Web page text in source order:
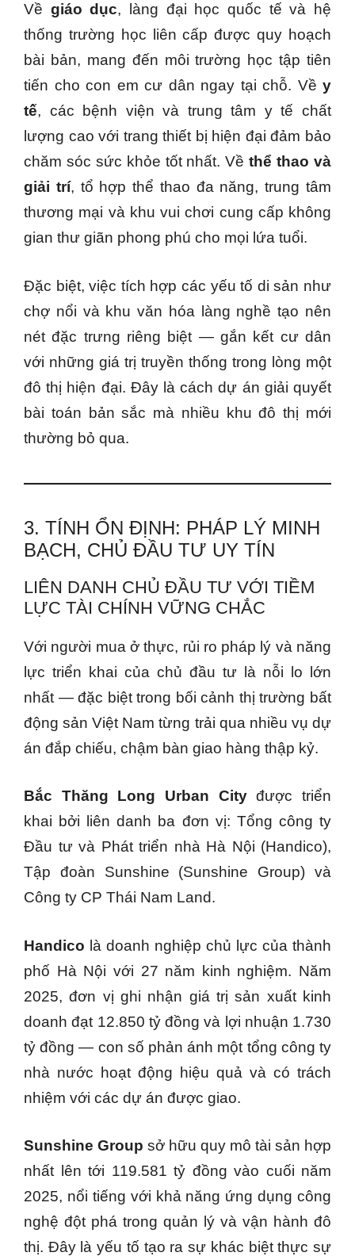
Về giáo dục, làng đại học quốc tế và hệ
thống trường học liên cấp được quy hoạch
bài bản, mang đến môi trường học tập tiên
tiến cho con em cư dân ngay tại chỗ. Về y
tế, các bệnh viện và trung tâm y tế chất
lượng cao với trang thiết bị hiện đại đảm bảo
chăm sóc sức khỏe tốt nhất. Vềthể thao và
giải trí, tổ hợp thể thao đa năng, trung tâm
thương mại và khu vui chơi cung cấp không
gian thư giãn phong phú cho mọi lứa tuổi.
Đặc biệt, việc tích hợp các yếu tố di sản như
chợ nổi và khu văn hóa làng nghề tạo nên
nét đặc trưng riêng biệt — gắn kết cư dân
với những giá trị truyền thống trong lòng một
đô thị hiện đại. Đây là cách dự án giải quyết
bài toán bản sắc mà nhiều khu đô thị mới
thường bỏ qua.
3. TÍNH ỔN ĐỊNH: PHÁP LÝ MINH
BẠCH, CHỦ ĐẦU TƯ UY TÍN
LIÊN DANH CHỦ ĐẦU TƯ VỚI TIỀM
LỰC TÀI CHÍNH VỮNG CHẮC
Với người mua ở thực, rủi ro pháp lý và năng
lực triển khai của chủ đầu tư là nỗi lo lớn
nhất — đặc biệt trong bối cảnh thị trường bất
động sản Việt Nam từng trải qua nhiều vụ dự
án đắp chiếu, chậm bàn giao hàng thập kỷ.
Bắc Thăng Long Urban Cityđược triển
khai bởi liên danh ba đơn vị: Tổng công ty
Đầu tư và Phát triển nhà Hà Nội (Handico),
Tập đoàn Sunshine (Sunshine Group) và
Công ty CP Thái Nam Land.
Handico là doanh nghiệp chủ lực của thành
phố Hà Nội với 27 năm kinh nghiệm. Năm
2025, đơn vị ghi nhận giá trị sản xuất kinh
doanh đạt 12.850 tỷ đồng và lợi nhuận 1.730
tỷ đồng — con số phản ánh một tổng công ty
nhà nước hoạt động hiệu quả và có trách
nhiệm với các dự án được giao.
Sunshine Group sở hữu quy mô tài sản hợp
nhất lên tới 119.581 tỷ đồng vào cuối năm
2025, nổi tiếng với khả năng ứng dụng công
nghệ đột phá trong quản lý và vận hành đô
thị. Đây là yếu tố tạo ra sự khác biệt thực sự